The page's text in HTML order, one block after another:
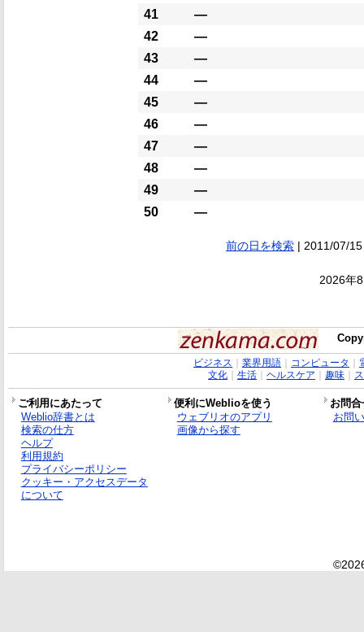
41
―
42
―
43
―
44
―
45
―
46
―
47
―
48
―
49
―
50
―
前の日を検索| 2011/07/
2026年
ビジネス 業界用語｜ コンピュータ
文化｜ 生活｜ ヘルスケア 趣味｜
ご利用にあたって 便利にWeblioを使う
お問
Weblio辞書とは
検索の仕方
ヘルプ
利用規約
プライバシーポリシー
クッキー・アクセスデータ
について
ウェブリオのアプリ
画像から探す
お問